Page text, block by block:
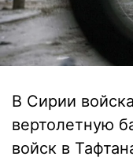
В Сирии
вертолетную
войск в